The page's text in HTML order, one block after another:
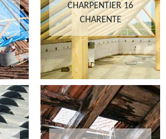
CHARPENTIER 16
CHARENTE